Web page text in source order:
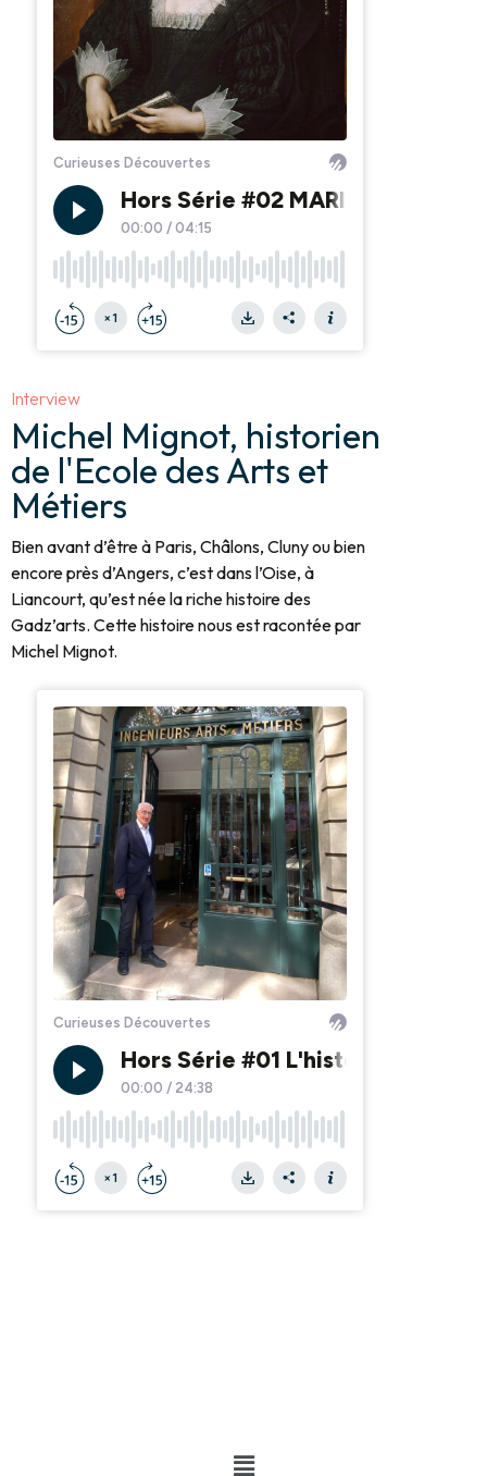
Interview
Michel Mignot, historien
de l'Ecole des Arts et
Métiers
Bien avant d’être à Paris, Châlons, Cluny ou bien
encore près d’Angers, c’est dans l’Oise, à
Liancourt, qu’est née la riche histoire des
Gadz’arts. Cette histoire nous est racontée par
Michel Mignot.